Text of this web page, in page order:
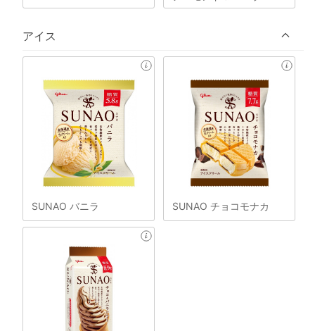
アイス
SUNAO バニラ SUNAO チョコモナカ